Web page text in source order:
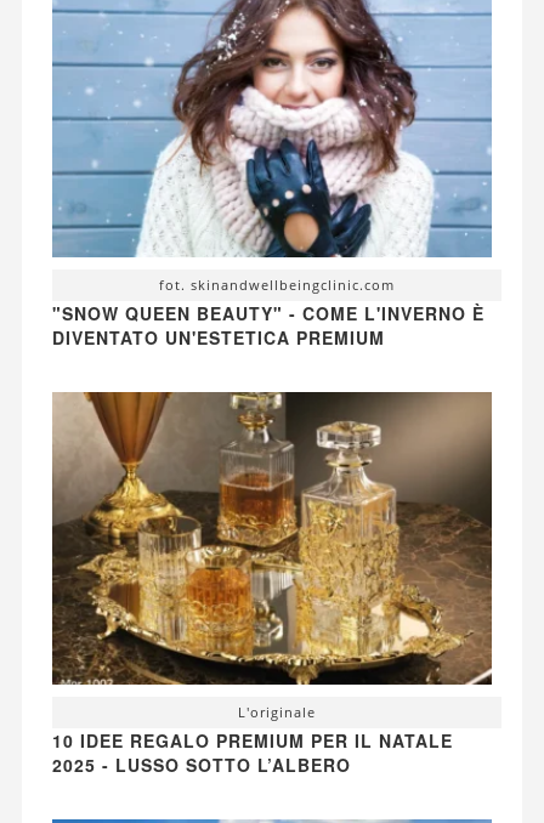
fot. skinandwellbeingclinic.com
"SNOW QUEEN BEAUTY" - COME L'INVERNO È
DIVENTATO UN'ESTETICA PREMIUM
L'originale
10 IDEE REGALO PREMIUM PER IL NATALE
2025 - LUSSO SOTTO L’ALBERO